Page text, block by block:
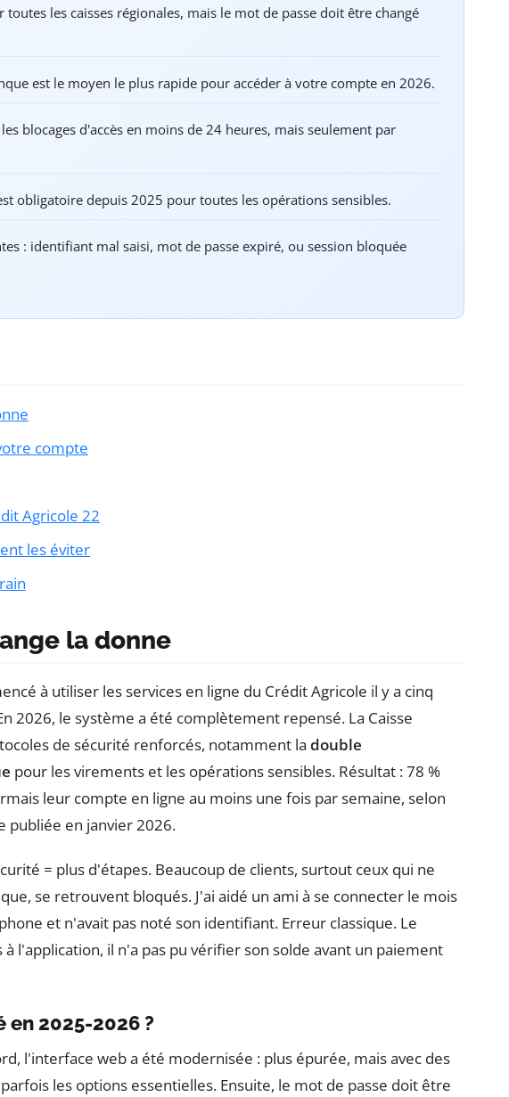
les caisses régionales, mais le mot de passe doit être changé
est le moyen le plus rapide pour accéder à votre compte en 2026.
blocages d'accès en moins de 24 heures, mais seulement par
obligatoire depuis 2025 pour toutes les opérations sensibles.
: identifiant mal saisi, mot de passe expiré, ou session bloquée
compte
Agricole 22
les éviter
la donne
à utiliser les services en ligne du Crédit Agricole il y a cinq
2026, le système a été complètement repensé. La Caisse
de sécurité renforcés, notamment la double
pour les virements et les opérations sensibles. Résultat : 78 %
leur compte en ligne au moins une fois par semaine, selon
publiée en janvier 2026.
= plus d'étapes. Beaucoup de clients, surtout ceux qui ne
se retrouvent bloqués. J'ai aidé un ami à se connecter le mois
et n'avait pas noté son identifiant. Erreur classique. Le
l'application, il n'a pas pu vérifier son solde avant un paiement
2025-2026 ?
l'interface web a été modernisée : plus épurée, mais avec des
les options essentielles. Ensuite, le mot de passe doit être